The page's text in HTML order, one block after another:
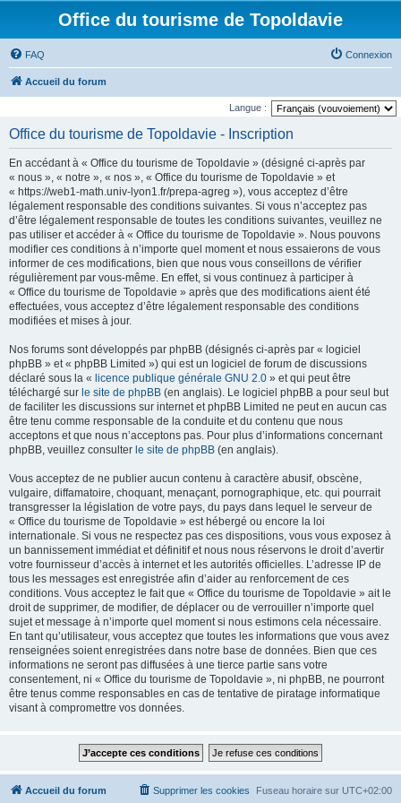
Office du tourisme de Topoldavie
FAQ Connexion
Accueil du forum
Langue :
Office du tourisme de Topoldavie - Inscription
En accédant à « Office du tourisme de Topoldavie » (désigné ci-après par
« nous », « notre », « nos », « Office du tourisme de Topoldavie » et
« https://web1-math.univ-lyon1.fr/prepa-agreg »), vous acceptez d’être
légalement responsable des conditions suivantes. Si vous n’acceptez pas
d’être légalement responsable de toutes les conditions suivantes, veuillez ne
pas utiliser et accéder à « Office du tourisme de Topoldavie ». Nous pouvons
modifier ces conditions à n’importe quel moment et nous essaierons de vous
informer de ces modifications, bien que nous vous conseillons de vérifier
régulièrement par vous-même. En effet, si vous continuez à participer à
« Office du tourisme de Topoldavie » après que des modifications aient été
effectuées, vous acceptez d’être légalement responsable des conditions
modifiées et mises à jour.
Nos forums sont développés par phpBB (désignés ci-après par « logiciel
phpBB » et « phpBB Limited ») qui est un logiciel de forum de discussions
déclaré sous la « licence publique générale GNU 2.0 » et qui peut être
téléchargé sur le site de phpBB (en anglais). Le logiciel phpBB a pour seul but
de faciliter les discussions sur internet et phpBB Limited ne peut en aucun cas
être tenu comme responsable de la conduite et du contenu que nous
acceptons et que nous n’acceptons pas. Pour plus d’informations concernant
phpBB, veuillez consulter le site de phpBB (en anglais).
Vous acceptez de ne publier aucun contenu à caractère abusif, obscène,
vulgaire, diffamatoire, choquant, menaçant, pornographique, etc. qui pourrait
transgresser la législation de votre pays, du pays dans lequel le serveur de
« Office du tourisme de Topoldavie » est hébergé ou encore la loi
internationale. Si vous ne respectez pas ces dispositions, vous vous exposez à
un bannissement immédiat et définitif et nous nous réservons le droit d’avertir
votre fournisseur d’accès à internet et les autorités officielles. L’adresse IP de
tous les messages est enregistrée afin d’aider au renforcement de ces
conditions. Vous acceptez le fait que « Office du tourisme de Topoldavie » ait le
droit de supprimer, de modifier, de déplacer ou de verrouiller n’importe quel
sujet et message à n’importe quel moment si nous estimons cela nécessaire.
En tant qu’utilisateur, vous acceptez que toutes les informations que vous avez
renseignées soient enregistrées dans notre base de données. Bien que ces
informations ne seront pas diffusées à une tierce partie sans votre
consentement, ni « Office du tourisme de Topoldavie », ni phpBB, ne pourront
être tenus comme responsables en cas de tentative de piratage informatique
visant à compromettre vos données.
Accueil du forum Fuseau horaire sur UTC+02:00
Supprimer les cookies